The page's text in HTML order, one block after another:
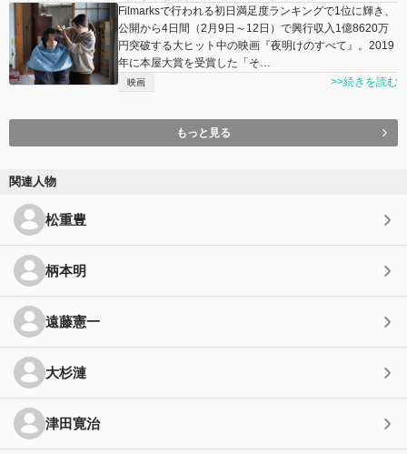
Filmarksで行われる初日満足度ランキングで1位に輝き、
公開から4日間（2月9日～12日）で興行収入1億8620万
円突破する大ヒット中の映画『夜明けのすべて』。2019
年に本屋大賞を受賞した「そ…
映画 >>続きを読む
もっと見る
関連人物
松重豊
柄本明
遠藤憲一
大杉漣
津田寛治